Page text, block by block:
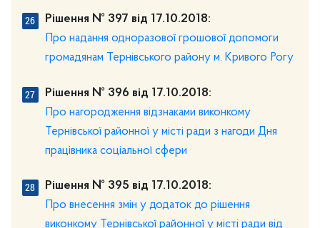
Рішення № 397 від 17.10.2018:
Про надання одноразової грошової допомоги
громадянам Тернівського району м. Кривого Рогу
Рішення № 396 від 17.10.2018:
Про нагородження відзнаками виконкому
Тернівської районної у місті ради з нагоди Дня
працівника соціальної сфери
Рішення № 395 від 17.10.2018:
Про внесення змін у додаток до рішення
виконкому Тернівської районної у місті ради від